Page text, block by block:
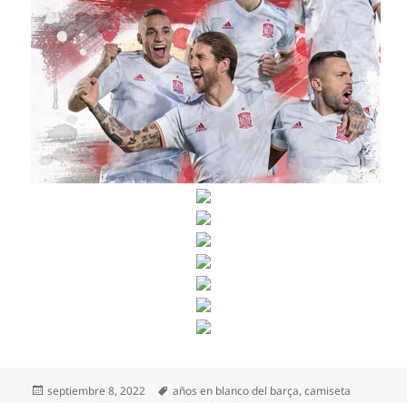
Publicado
septiembre 8, 2022 Etiquetas
años en blanco del barça,camiseta